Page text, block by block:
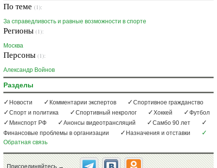
По теме (1):
За справедливость и равные возможности в спорте
Регионы (1):
Москва
Персоны (1):
Александр Войнов
Разделы
Новости Комментарии экспертов
Спортивное гражданство
Спорт и политика
Спортивный некролог Хоккей
Футбол
Минспорт РФ
Анонсы видеотрансляций
Самбо 90 лет
Финансовые проблемы в организации
Назначения и отставки
Обратная связь
Присоединяйтесь →